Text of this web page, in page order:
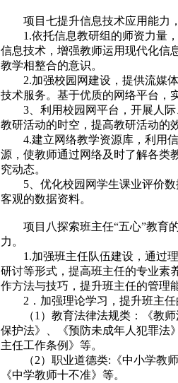
项目七提升信息技术应用能力
1.依托信息教研组的师资力量
信息技术，增强教师运用现代化信
教学相整合的意识。
2.加强校园网建设，提供流媒
技术服务。基于优质的网络平台，
3、利用校园网平台，开展人
教研活动的时空，提高教研活动的
4.建立网络教学资源库，利用
源，使教师通过网络及时了解各类
究动态。
5、优化校园网学生课业评价
客观的数据资料。
项目八探索班主任“五心”教育
力。
1.加强班主任队伍建设，通过
研讨等形式，提高班主任的专业素
作方法与技巧，提升班主任的管理
2．加强理论学习，提升班主
（1）教育法律法规类：《教
保护法》、《预防未成年人犯罪法
主任工作条例》等。
（2）职业道德类:《中小学教
《中学教师十不准》等。